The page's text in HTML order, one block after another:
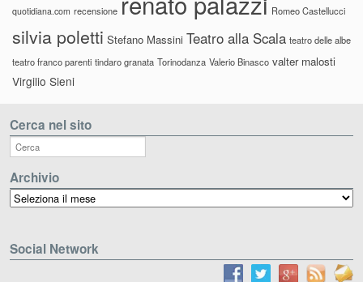
quotidiana.com recensione Romeo Castellucci
silvia poletti Stefano Massini Teatro alla Scala teatro delle albe
teatro franco parenti tindaro granata Torinodanza Valerio Binasco valter malosti
Virgilio Sieni
Cerca nel sito
Archivio
Archivio
Social Network